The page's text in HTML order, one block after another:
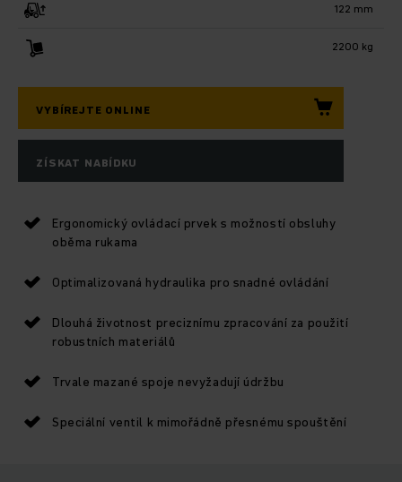
122 mm
2200 kg
VYBÍREJTE ONLINE
ZÍSKAT NABÍDKU
Ergonomický ovládací prvek s možností obsluhy
oběma rukama
Optimalizovaná hydraulika pro snadné ovládání
Dlouhá životnost preciznímu zpracování za použití
robustních materiálů
Trvale mazané spoje nevyžadují údržbu
Speciální ventil k mimořádně přesnému spouštění